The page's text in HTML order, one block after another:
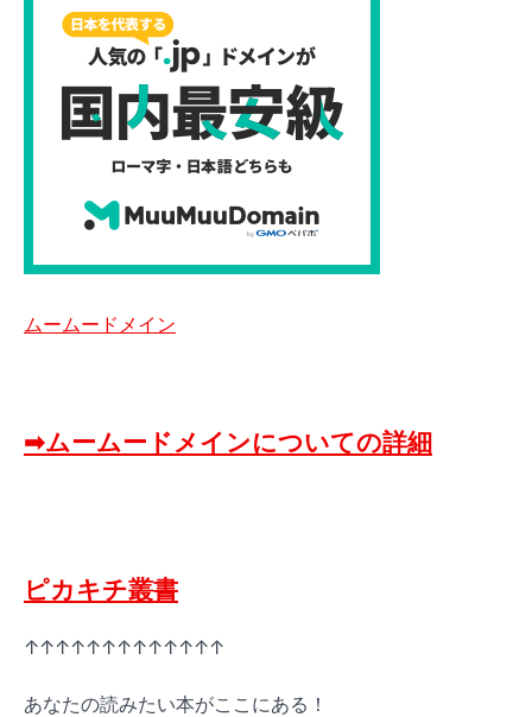
ムームードメイン
➡ムームードメインについての詳細
ピカキチ叢書
↑↑↑↑↑↑↑↑↑↑↑↑↑
あなたの読みたい本がここにある！